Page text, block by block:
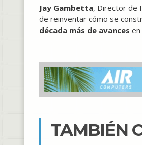
Jay Gambetta, Director de
de reinventar cómo se
década más de avances
TAMBIÉN